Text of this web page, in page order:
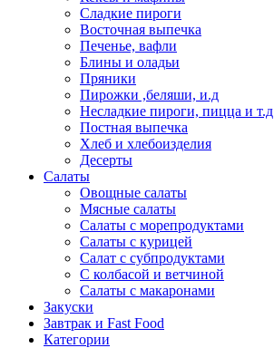
Сладкие пироги
Восточная выпечка
Печенье, вафли
Блины и оладьи
Пряники
Пирожки ,беляши, и.д
Несладкие пироги, пицца и т.д
Постная выпечка
Хлеб и хлебоизделия
Десерты
Салаты
Овощные салаты
Мясные салаты
Салаты с морепродуктами
Салаты с курицей
Салат с субпродуктами
С колбасой и ветчиной
Салаты с макаронами
Закуски
Завтрак и Fast Food
Категории